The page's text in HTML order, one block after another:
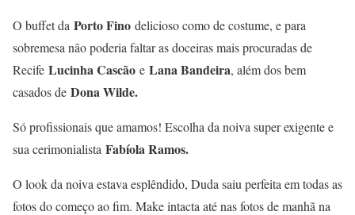
O buffet da Porto Fino delicioso como de costume, e para
sobremesa não poderia faltar as doceiras mais procuradas de
Recife Lucinha Cascão e Lana Bandeira, além dos bem
casados de Dona Wilde.
Só profissionais que amamos! Escolha da noiva super exigente e
sua cerimonialista Fabíola Ramos.
O look da noiva estava esplêndido, Duda saiu perfeita em todas as
fotos do começo ao fim. Make intacta até nas fotos de manhã na